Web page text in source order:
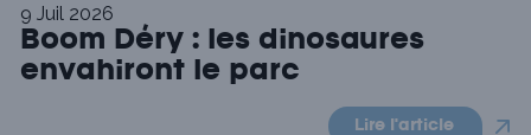
9 Juil 2026
Boom Déry : les dinosaures
envahiront le parc
Lire l'article